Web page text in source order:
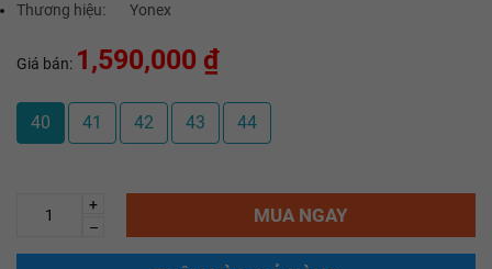
Thương hiệu: Yonex
Giá bán: 1,590,000 ₫
40 41 42 43 44
+
–
MUA NGAY